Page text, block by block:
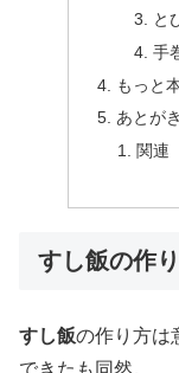
と
手
もっと
あとがき
関連
すし飯の作
すし飯の作り方は
できたも同然。